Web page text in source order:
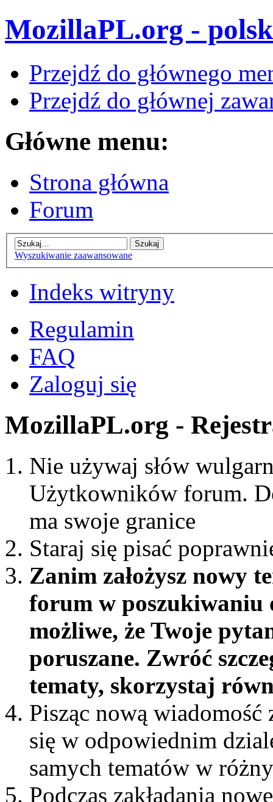
MozillaPL.org -
Przejdź do głównego
Przejdź do głównej
Główne menu:
Strona główna
Forum
Wyszukiwanie zaawansowane
Indeks witryny
Regulamin
FAQ
Zaloguj się
MozillaPL.org -
Nie używaj słów
Użytkowników forum.
ma swoje granice
Staraj się pisać
Zanim założysz nowy
forum w poszukiwaniu
możliwe, że Twoje
poruszane. Zwróć
tematy, skorzystaj
Pisząc nową wiadomość
się w odpowiednim
samych tematów w
Podczas zakładania